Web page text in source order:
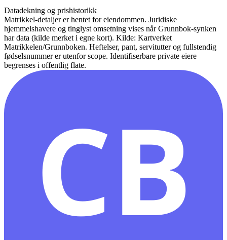
Datadekning og prishistorikk
Matrikkel-detaljer er hentet for eiendommen. Juridiske
hjemmelshavere og tinglyst omsetning vises når Grunnbok-synken
har data (kilde merket i egne kort). Kilde: Kartverket
Matrikkelen/Grunnboken. Heftelser, pant, servitutter og fullstendig
fødselsnummer er utenfor scope. Identifiserbare private eiere
begrenses i offentlig flate.
CB